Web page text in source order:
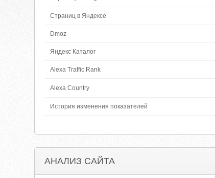
Страниц в Яндексе
Dmoz
Яндекс Каталог
Alexa Traffic Rank
Alexa Country
История изменения показателей
АНАЛИЗ САЙТА